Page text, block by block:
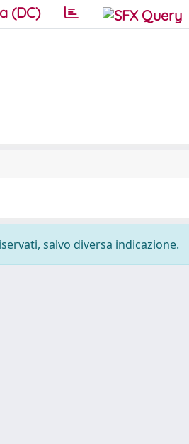
(DC)
salvo diversa indicazione.